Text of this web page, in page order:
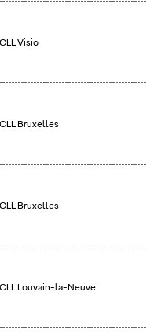
CLL Visio
CLL Bruxelles
CLL Bruxelles
CLL Louvain-la-Neuve